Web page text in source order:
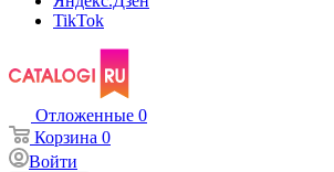
TikTok
Отложенные 0
Корзина 0
Войти